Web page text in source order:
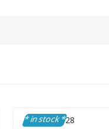
* in stock *